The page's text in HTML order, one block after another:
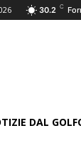
30.2 C
DAL